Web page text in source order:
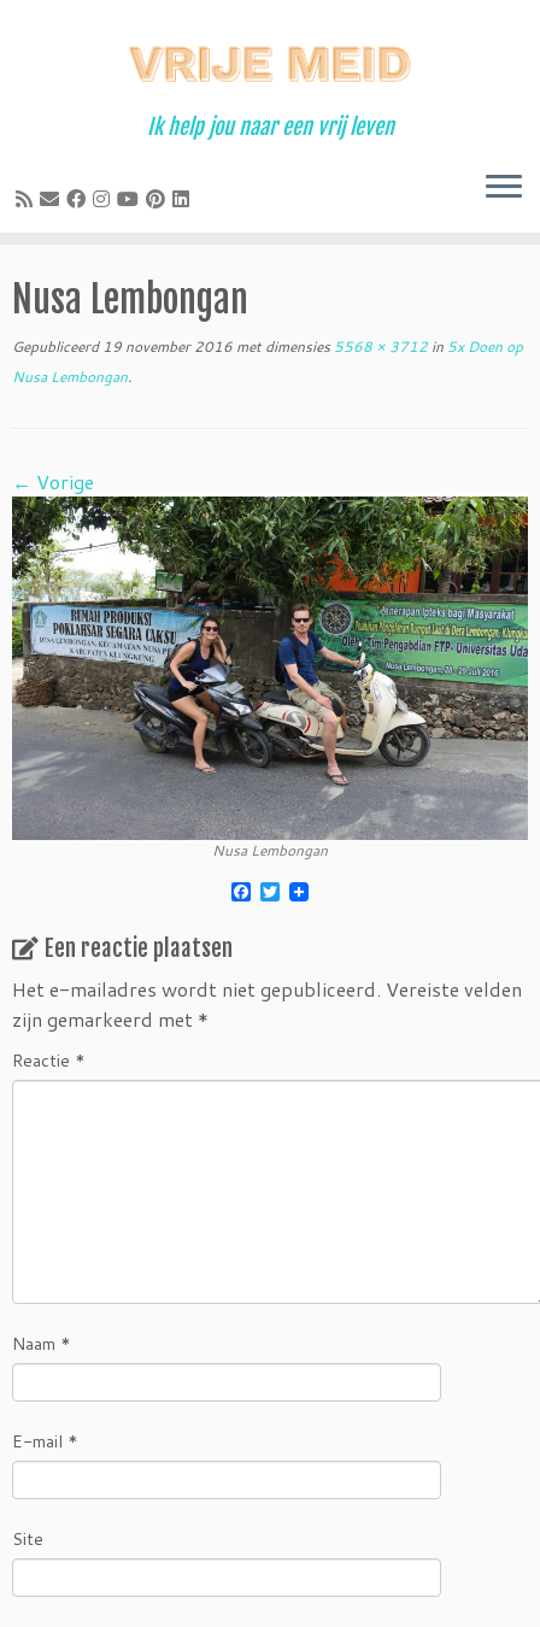
Ik help jou naar een vrij leven
Nusa Lembongan
Gepubliceerd 19 november 2016 met dimensies 5568 × 3712 in 5x Doen op
Nusa Lembongan.
← Vorige
Nusa Lembongan
F
o
T
w
e
r
Een reactie plaatsen
Het e-mailadres wordt niet gepubliceerd. Vereiste velden
zijn gemarkeerd met *
Reactie *
Naam *
E-mail *
Site